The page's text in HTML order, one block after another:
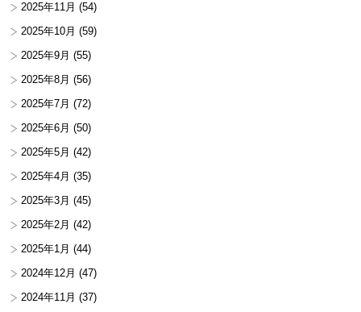
2025年11月 (54)
2025年10月 (59)
2025年9月 (55)
2025年8月 (56)
2025年7月 (72)
2025年6月 (50)
2025年5月 (42)
2025年4月 (35)
2025年3月 (45)
2025年2月 (42)
2025年1月 (44)
2024年12月 (47)
2024年11月 (37)